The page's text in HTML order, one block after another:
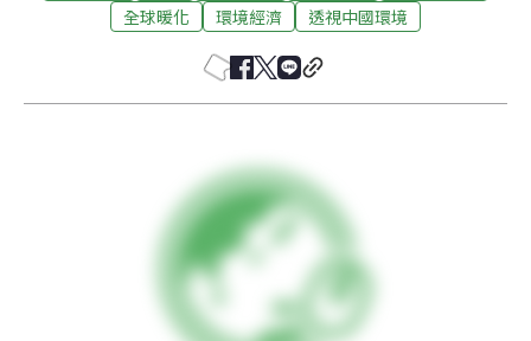
全球暖化
環境經濟 透視中國環境